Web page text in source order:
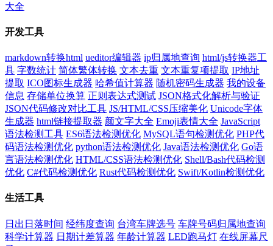
大全
开发工具
markdown转换html ueditor编辑器 ip归属地查询 html/js转换器工
具 字数统计 简体繁体转换 文本去重 文本重复项提取 IP地址
提取 ICO图标生成器 哈希值计算器 随机密码生成器 我的设备
信息 存储单位换算 正则表达式测试 JSON格式化解析与验证
JSON代码修改对比工具 JS/HTML/CSS压缩美化 Unicode字体
生成器 html链接提取器 颜文字大全 Emoji表情大全 JavaScript
语法检测工具 ES6语法检测优化 MySQL语句检测优化 PHP代
码语法检测优化 python语法检测优化 Java语法检测优化 Go语
言语法检测优化 HTML/CSS语法检测优化 Shell/Bash代码检测
优化 C#代码检测优化 Rust代码检测优化 Swift/Kotlin检测优化
生活工具
日出日落时间 经纬度查询 台湾车牌选号 车牌号码归属地查询
科学计算器 日期计差算器 年龄计算器 LED跑马灯 在线屏幕尺